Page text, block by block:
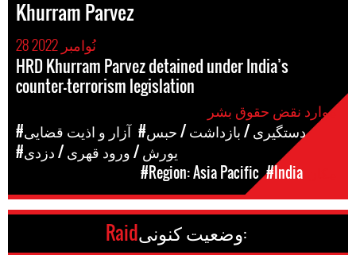
Khurram Parvez
28 نُوامبر 2022
HRD Khurram Parvez detained under India’s
counter-terrorism legislation
موارد نقض حقوق بشر
#آزار و اذیت قضایی
#دستگیری / بازداشت / حبس
#یورش / ورود قهری / دزدی
#Region: Asia Pacific #India
وضعیت کنونی: Raid